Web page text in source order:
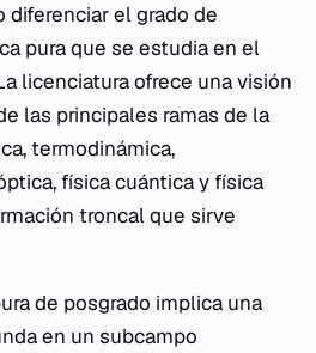
diferenciar el grado de
pura que se estudia en el
licenciatura ofrece una visión
las principales ramas de la
termodinámica,
física cuántica y física
troncal que sirve
de posgrado implica una
en un subcampo